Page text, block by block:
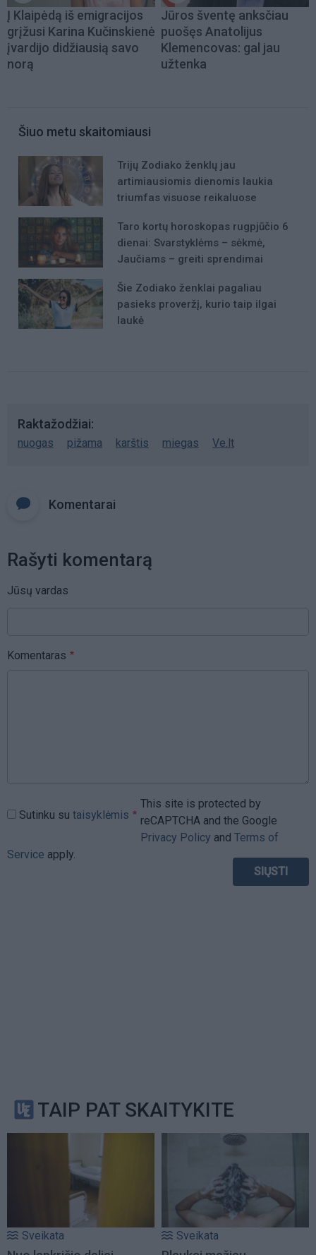
Į Klaipėdą iš emigracijos
grįžusi Karina Kučinskienė
įvardijo didžiausią savo
norą
Jūros šventę anksčiau
puošęs Anatolijus
Klemencovas: gal jau
užtenka
Šiuo metu skaitomiausi
Trijų Zodiako ženklų jau
artimiausiomis dienomis laukia
triumfas visuose reikaluose
Taro kortų horoskopas rugpjūčio 6
dienai: Svarstyklėms – sėkmė,
Jaučiams – greiti sprendimai
Šie Zodiako ženklai pagaliau
pasieks proveržį, kurio taip ilgai
laukė
Raktažodžiai
nuogas pižama karštis miegas Ve.lt
Komentarai
Rašyti komentarą
Jūsų vardas
Komentaras
Sutinku su taisyklėmis
This site is protected by
reCAPTCHA and the Google
Privacy Policy and Terms of
Service apply.
TAIP PAT SKAITYKITE
Sveikata Sveikata